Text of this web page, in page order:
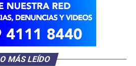
MÁS LEÍDO